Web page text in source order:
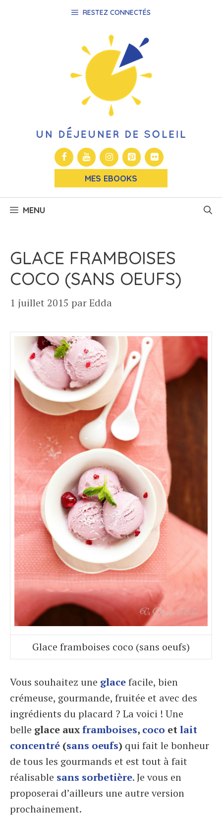
RESTEZ CONNECTÉS
MES EBOOKS
MENU
GLACE FRAMBOISES
COCO (SANS OEUFS)
1 juillet 2015 parEdda
Glace framboises coco (sans oeufs)
Vous souhaitez une glacefacile, bien
crémeuse, gourmande, fruitée et avec des
ingrédients du placard ? La voici ! Une
belle glace auxframboises, coco etlait
concentré (sans oeufs) qui fait le bonheur
de tous les gourmands et est tout à fait
réalisable sans sorbetière. Je vous en
proposerai d’ailleurs une autre version
prochainement.